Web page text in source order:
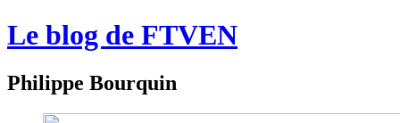
Le blog de FTVEN
Philippe Bourquin